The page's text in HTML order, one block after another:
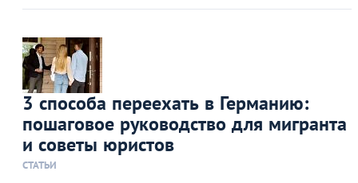
3 способа переехать в Германию:
пошаговое руководство для мигранта
и советы юристов
СТАТЬИ